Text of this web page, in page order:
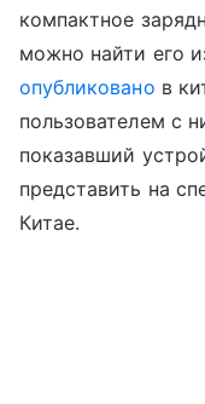
компактное
можно найти его
опубликовано в
пользователем с
показавший
представить на
Китае.